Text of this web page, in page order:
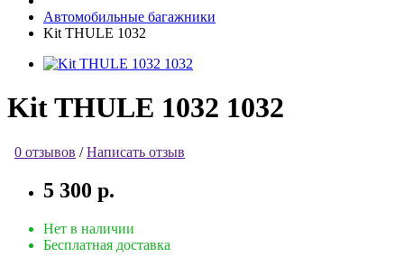
Автомобильные багажники
Kit THULE 1032
Kit THULE 1032 1032
0 отзывов /Написать отзыв
5 300 р.
Нет в наличии
Бесплатная доставка